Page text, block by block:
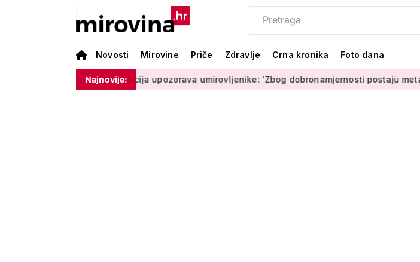
Novosti Mirovine Priče Zdravlje Crna kronika Foto dana
Najnovije:
Policija upozorava umirovljenike: 'Zbog dobronamjernosti postaju meta prijevare'